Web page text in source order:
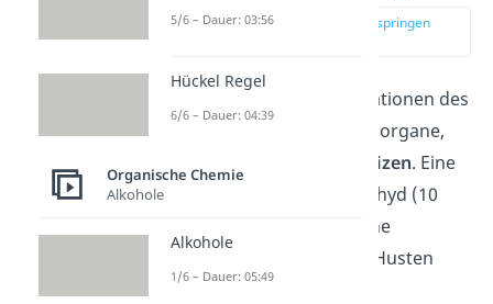
zur Stelle im Video springen
Bereits geringe Konzentrationen des
Gases können deine Atemorgane,
reizen. Eine
größere Menge Formaldehyd (10
ppm) kann zusätzlich deine
Schleimhäute reizen und Husten
verursachen. Steigt die
5/6 – Dauer: 03:56
Hückel Regel
6/6 – Dauer: 04:39
Organische Chemie
Alkohole
Alkohole
1/6 – Dauer: 05:49